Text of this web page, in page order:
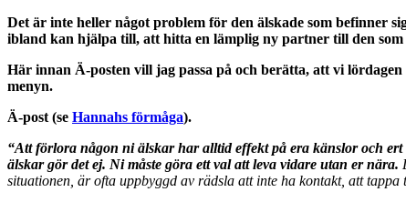
Det är inte heller något problem för den älskade som befinner
ibland kan hjälpa till, att hitta en lämplig ny partner till den
Här innan Ä-posten vill jag passa på och berätta, att vi
menyn.
Ä-post (se Hannahs förmåga).
“Att förlora någon ni älskar har alltid effekt på era känslor och
älskar gör det ej. Ni måste göra ett val att leva vidare utan er nära.
situationen, är ofta uppbyggd av rädsla att inte ha kontakt, att